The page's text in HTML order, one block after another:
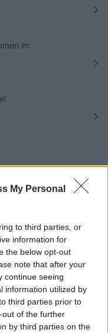
My Personal
to third parties, or
information for
the below opt-out
note that after your
continue seeing
information utilized by
third parties prior to
of the further
by third parties on the
im